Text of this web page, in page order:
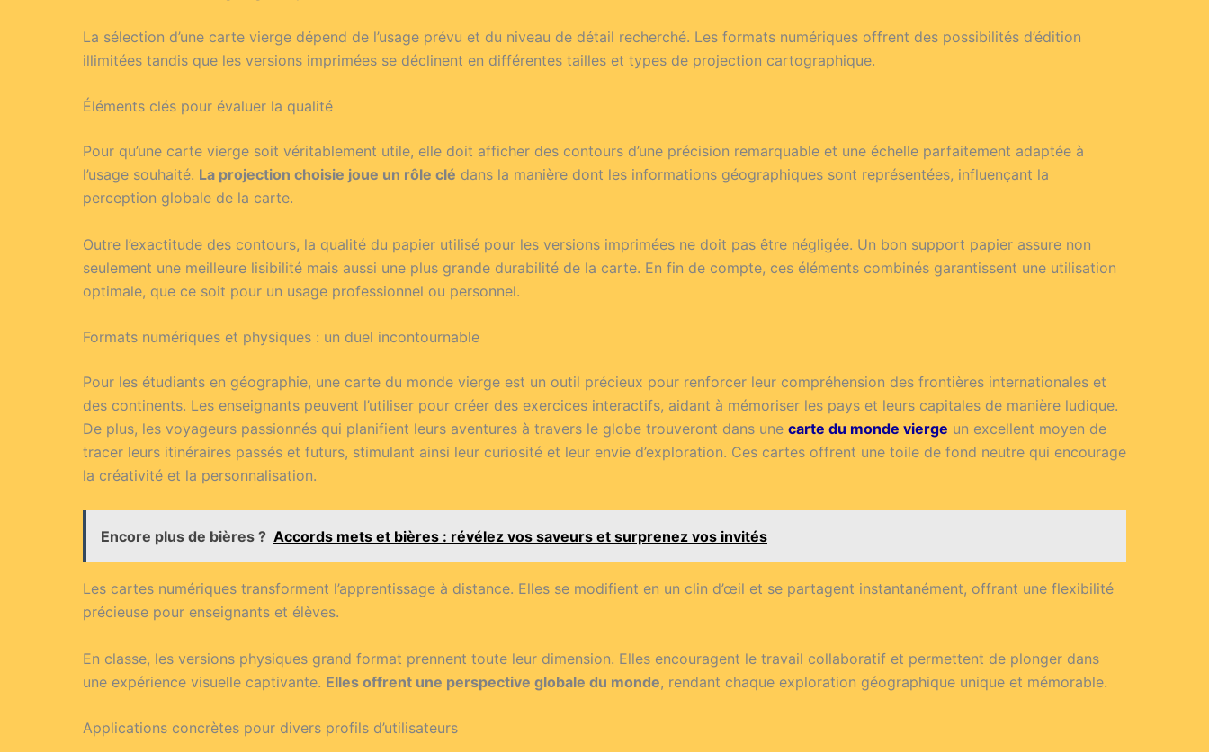
La sélection d’une carte vierge dépend de l’usage prévu et du niveau de détail recherché. Les formats numériques offrent des possibilités d’édition
illimitées tandis que les versions imprimées se déclinent en différentes tailles et types de projection cartographique.
Éléments clés pour évaluer la qualité
Pour qu’une carte vierge soit véritablement utile, elle doit afficher des contours d’une précision remarquable et une échelle parfaitement adaptée à
l’usage souhaité. La projection choisie joue un rôle clé dans la manière dont les informations géographiques sont représentées, influençant la
perception globale de la carte.
Outre l’exactitude des contours, la qualité du papier utilisé pour les versions imprimées ne doit pas être négligée. Un bon support papier assure non
seulement une meilleure lisibilité mais aussi une plus grande durabilité de la carte. En fin de compte, ces éléments combinés garantissent une utilisation
optimale, que ce soit pour un usage professionnel ou personnel.
Formats numériques et physiques : un duel incontournable
Pour les étudiants en géographie, une carte du monde vierge est un outil précieux pour renforcer leur compréhension des frontières internationales et
des continents. Les enseignants peuvent l’utiliser pour créer des exercices interactifs, aidant à mémoriser les pays et leurs capitales de manière ludique.
De plus, les voyageurs passionnés qui planifient leurs aventures à travers le globe trouveront dans une carte du monde vierge un excellent moyen de
tracer leurs itinéraires passés et futurs, stimulant ainsi leur curiosité et leur envie d’exploration. Ces cartes offrent une toile de fond neutre qui encourage
la créativité et la personnalisation.
Encore plus de bières ? Accords mets et bières : révélez vos saveurs et surprenez vos invités
Les cartes numériques transforment l’apprentissage à distance. Elles se modifient en un clin d’œil et se partagent instantanément, offrant une flexibilité
précieuse pour enseignants et élèves.
En classe, les versions physiques grand format prennent toute leur dimension. Elles encouragent le travail collaboratif et permettent de plonger dans
une expérience visuelle captivante. Elles offrent une perspective globale du monde, rendant chaque exploration géographique unique et mémorable.
Applications concrètes pour divers profils d’utilisateurs